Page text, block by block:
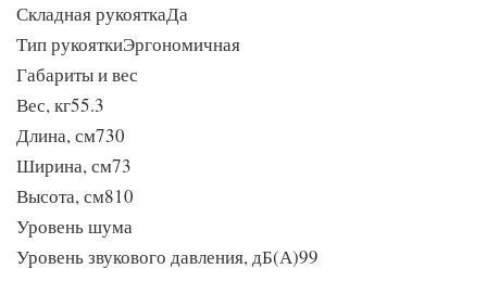
Складная рукояткаДа
Тип рукояткиЭргономичная
Габариты и вес
Вес, кг55.3
Длина, см730
Ширина, см73
Высота, см810
Уровень шума
Уровень звукового давления, дБ(А)99